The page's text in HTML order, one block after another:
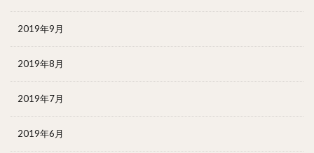
2019年9月
2019年8月
2019年7月
2019年6月